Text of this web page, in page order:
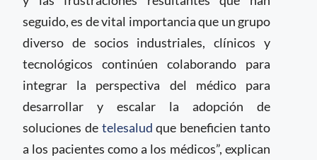
seguido, es de vital importancia que un grupo
diverso de socios industriales, clínicos y
tecnológicos continúen colaborando para
integrar la perspectiva del médico para
desarrollar y escalar la adopción de
soluciones de telesalud que beneficien tanto
a los pacientes como a los médicos”, explican